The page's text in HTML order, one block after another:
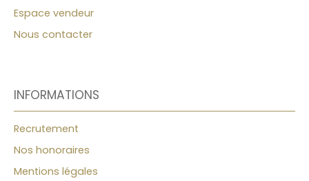
Espace vendeur
Nous contacter
INFORMATIONS
Recrutement
Nos honoraires
Mentions légales